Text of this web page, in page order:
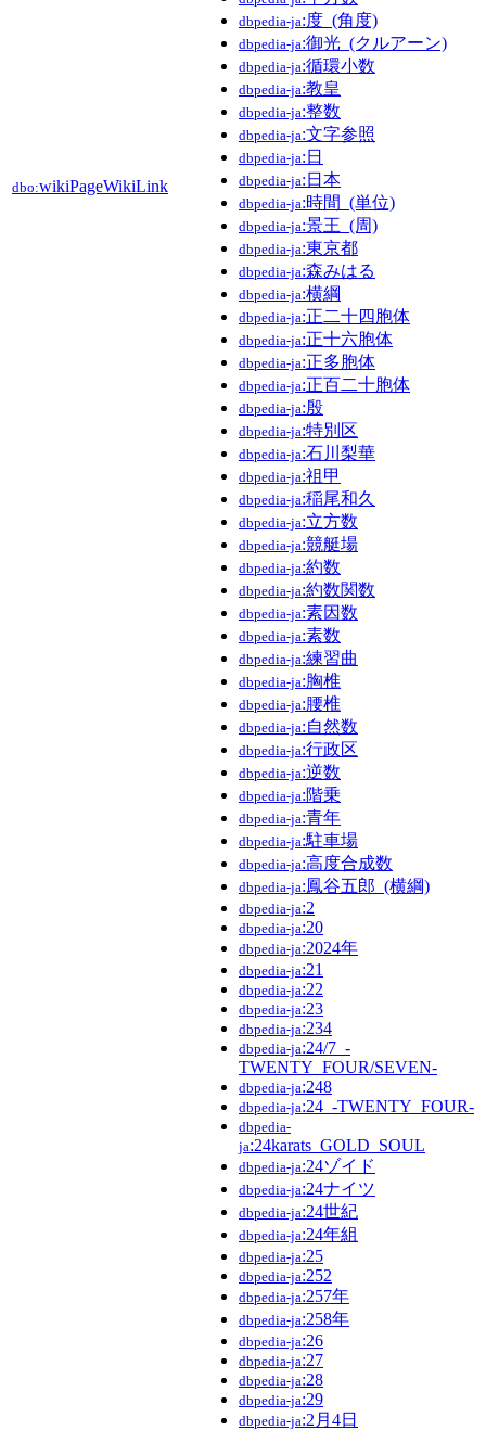
dbo:wikiPageWikiLink
dbpedia-ja:度_(角度)
dbpedia-ja:御光_(クルアーン)
dbpedia-ja:循環小数
dbpedia-ja:教皇
dbpedia-ja:整数
dbpedia-ja:文字参照
dbpedia-ja:日
dbpedia-ja:日本
dbpedia-ja:時間_(単位)
dbpedia-ja:景王_(周)
dbpedia-ja:東京都
dbpedia-ja:森みはる
dbpedia-ja:横綱
dbpedia-ja:正二十四胞体
dbpedia-ja:正十六胞体
dbpedia-ja:正多胞体
dbpedia-ja:正百二十胞体
dbpedia-ja:殷
dbpedia-ja:特別区
dbpedia-ja:石川梨華
dbpedia-ja:祖甲
dbpedia-ja:稲尾和久
dbpedia-ja:立方数
dbpedia-ja:競艇場
dbpedia-ja:約数
dbpedia-ja:約数関数
dbpedia-ja:素因数
dbpedia-ja:素数
dbpedia-ja:練習曲
dbpedia-ja:胸椎
dbpedia-ja:腰椎
dbpedia-ja:自然数
dbpedia-ja:行政区
dbpedia-ja:逆数
dbpedia-ja:階乗
dbpedia-ja:青年
dbpedia-ja:駐車場
dbpedia-ja:高度合成数
dbpedia-ja:鳳谷五郎_(横綱)
dbpedia-ja:2
dbpedia-ja:20
dbpedia-ja:2024年
dbpedia-ja:21
dbpedia-ja:22
dbpedia-ja:23
dbpedia-ja:234
dbpedia-ja:24/7_-
TWENTY_FOUR/SEVEN-
dbpedia-ja:248
dbpedia-ja:24_-TWENTY_FOUR-
dbpedia-
ja:24karats_GOLD_SOUL
dbpedia-ja:24ゾイド
dbpedia-ja:24ナイツ
dbpedia-ja:24世紀
dbpedia-ja:24年組
dbpedia-ja:25
dbpedia-ja:252
dbpedia-ja:257年
dbpedia-ja:258年
dbpedia-ja:26
dbpedia-ja:27
dbpedia-ja:28
dbpedia-ja:29
dbpedia-ja:2月4日